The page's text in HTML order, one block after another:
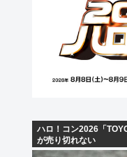
ハロ！コン2026「
が売り切れない